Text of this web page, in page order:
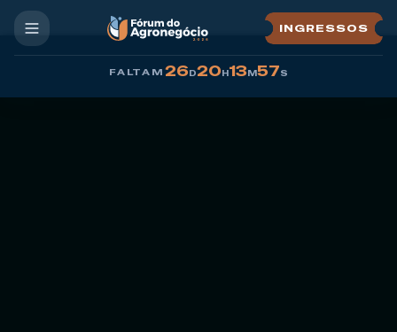
Pular para o conteúdo principal
INGRESSOS
FALTAM 26D20H13M56S